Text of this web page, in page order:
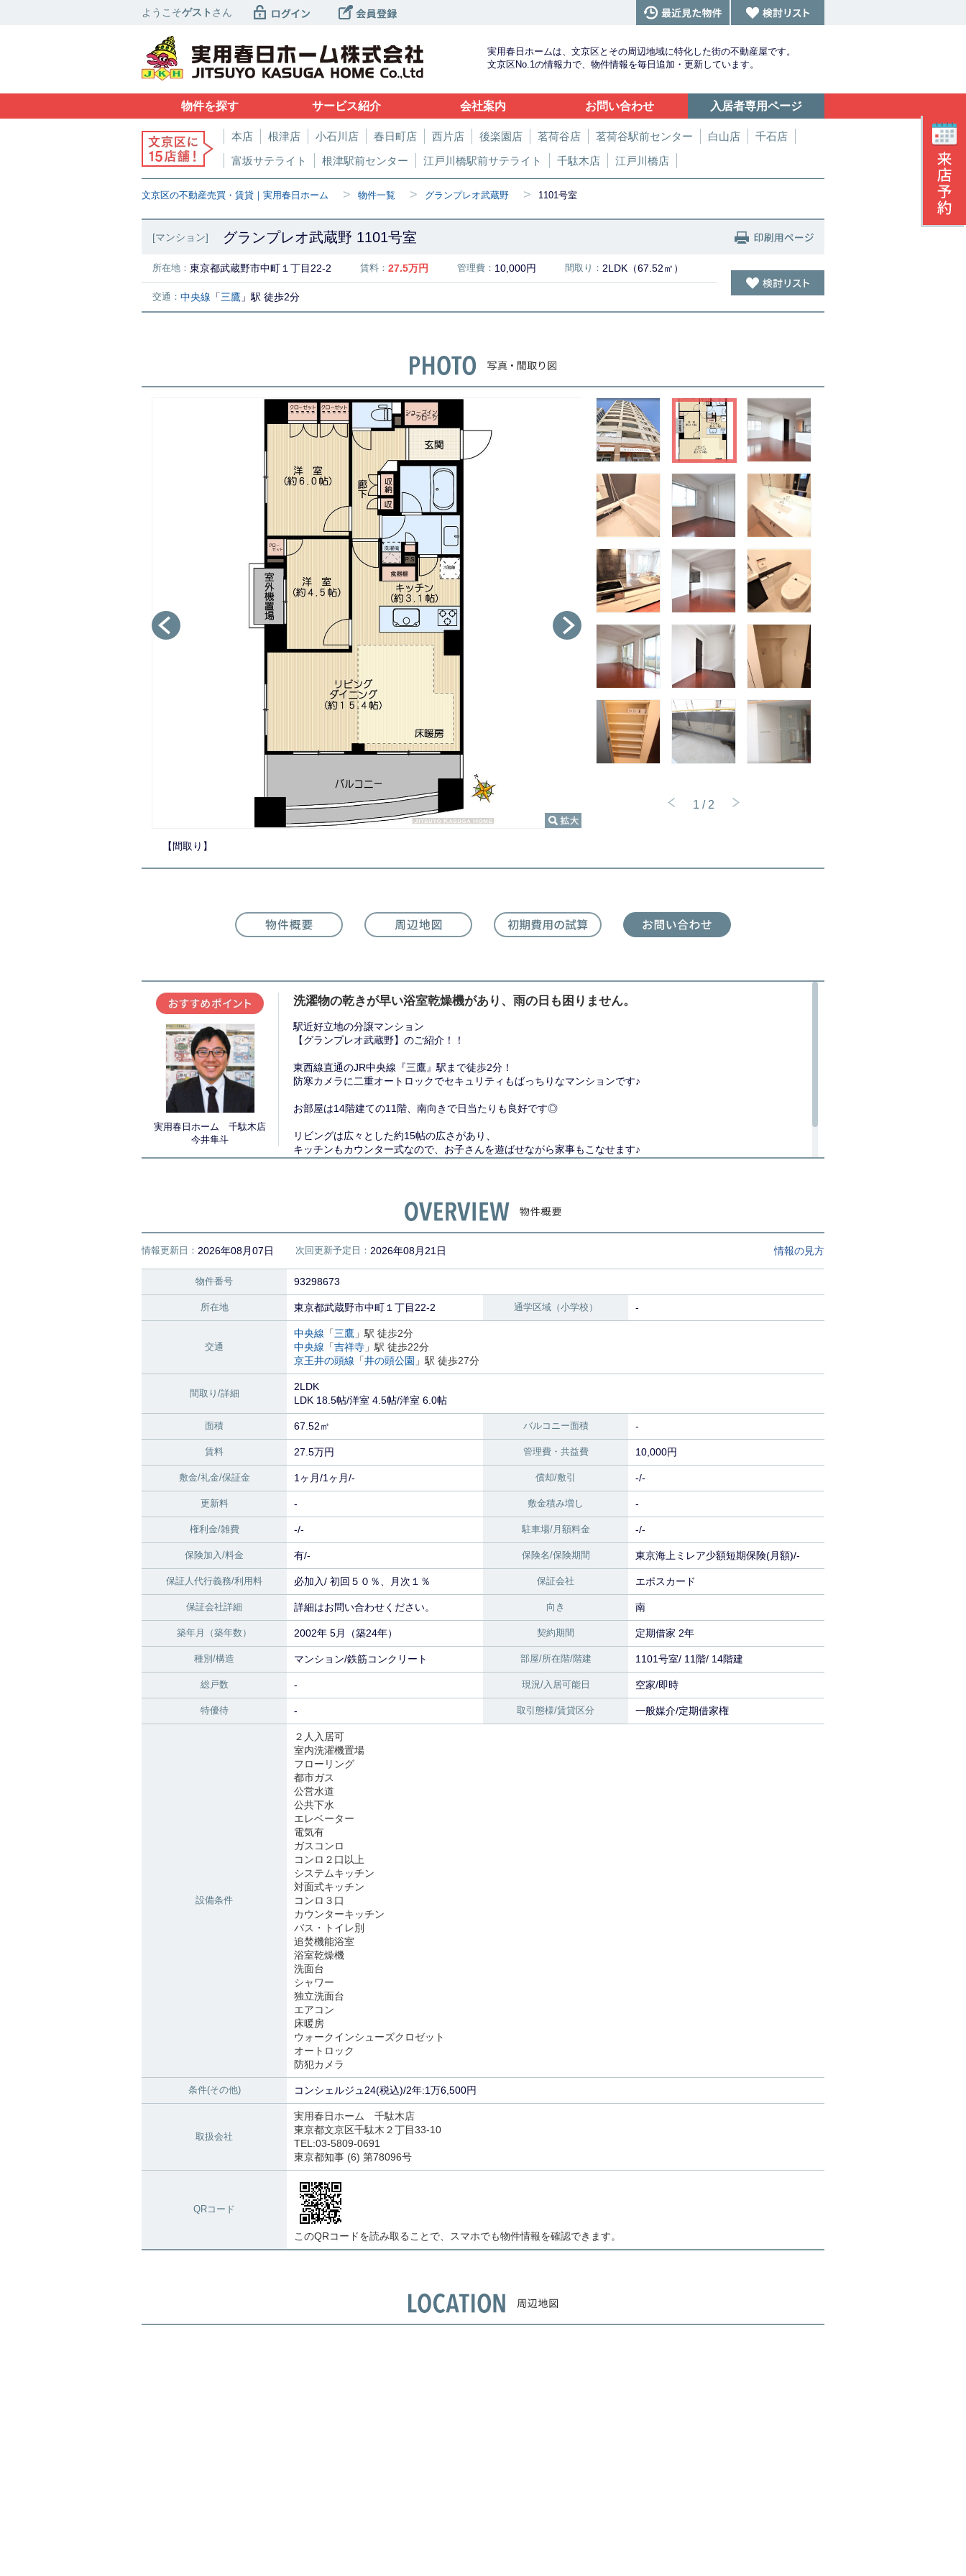
ようこそゲスト さん
実用春日ホームは、文京区とその周辺地域に特化した街の不動産屋です。
文京区No.1の情報力で、物件情報を毎日追加・更新しています。
物件を探す サービス紹介 会社案内 お問い合わせ 入居者専用ページ
本店 根津店 小石川店 春日町店 西片店 後楽園店 茗荷谷店 茗荷谷駅前センター 白山店
千石店
富坂サテライト
根津駅前センター 江戸川橋駅前サテライト 千駄木店 江戸川橋店
文京区の不動産売買・賃貸｜実用春日ホーム > 物件一覧 > グランプレオ武蔵野 > 1101号室
[マンション] グランプレオ武蔵野 1101号室
所在地： 東京都武蔵野市中町１丁目22-2 賃料： 27.5万円 管理費： 10,000円 間取り： 2LDK（67.52㎡）
交通： 中央線 「三鷹 」駅 徒歩2分
【居間・リビング】
1 / 2
実用春日ホーム 千駄木店
今井隼斗
洗濯物の乾きが早い浴室乾燥機があり、雨の日も困りません。
駅近好立地の分譲マンション
【グランプレオ武蔵野】のご紹介！！
東西線直通のJR中央線『三鷹』駅まで徒歩2分！
防寒カメラに二重オートロックでセキュリティもばっちりなマンションです♪
お部屋は14階建ての11階、南向きで日当たりも良好です◎
リビングは広々とした約15帖の広さがあり、
キッチンもカウンター式なので、お子さんを遊ばせながら家事もこなせます♪
情報更新日： 2026年08月07日 次回更新予定日： 2026年08月21日 情報の見方
物件番号 93298673
所在地 東京都武蔵野市中町１丁目22-2 通学区域（小学校） -
交通
中央線 「三鷹 」駅 徒歩2分
中央線 「吉祥寺 」駅 徒歩22分
京王井の頭線 「井の頭公園 」駅 徒歩27分
間取り/詳細
2LDK
LDK 18.5帖/洋室 4.5帖/洋室 6.0帖
面積 67.52㎡ バルコニー面積 -
賃料 27.5万円 管理費・共益費 10,000円
敷金/礼金/保証金 1ヶ月/1ヶ月/- 償却/敷引 -/-
更新料 - 敷金積み増し -
権利金/雑費 -/- 駐車場/月額料金 -/-
保険加入/料金 有/- 保険名/保険期間 東京海上ミレア少額短期保険(月額)/-
保証人代行義務/利用料 必加入/ 初回５０％、月次１％ 保証会社 エポスカード
保証会社詳細 詳細はお問い合わせください。 向き 南
築年月（築年数） 2002年 5月（築24年） 契約期間 定期借家 2年
種別/構造 マンション/鉄筋コンクリート 部屋/所在階/階建 1101号室/ 11階/ 14階建
総戸数 - 現況/入居可能日 空家/即時
特優待 - 取引態様/賃貸区分 一般媒介/定期借家権
設備条件
２人入居可
室内洗濯機置場
フローリング
都市ガス
公営水道
公共下水
エレベーター
電気有
ガスコンロ
コンロ２口以上
システムキッチン
対面式キッチン
コンロ３口
カウンターキッチン
バス・トイレ別
追焚機能浴室
浴室乾燥機
洗面台
シャワー
独立洗面台
エアコン
床暖房
ウォークインシューズクロゼット
オートロック
防犯カメラ
条件(その他) コンシェルジュ24(税込)/2年:1万6,500円
取扱会社
実用春日ホーム 千駄木店
東京都文京区千駄木２丁目33-10
TEL:03-5809-0691
東京都知事 (6) 第78096号
QRコード
このQRコードを読み取ることで、スマホでも物件情報を確認できます。